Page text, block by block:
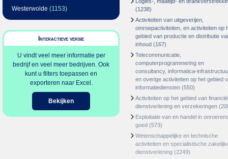
Westerwolde (1153)
Interactieve versie
U vindt veel meer informatie per
bedrijf en veel meer bedrijven. Ook
kunt u filters toepassen en
exporteren naar Excel.
Bekijken
(1238)
Activiteiten van uitgeverijen,
omroepactiviteiten, en activiteiten op
gebied van productie en distributie
inhoud (167)
Telecommunicatie,
computerprogrammering en
consultancy, informatica-
en overige activiteiten op het gebied
informatiediensten (550)
Activiteiten op het gebied van
dienstverlening en verzekeringen
Exploitatie van en handel in
goed (573)
Wetenschappelijke en technische
activiteiten en specialistische
dienstverlening (2249)